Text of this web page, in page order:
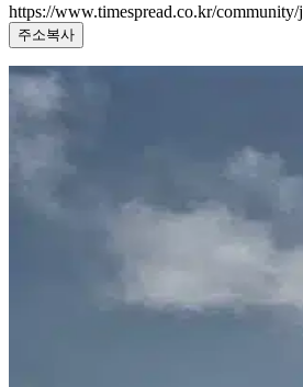
https://www.timespread.co.kr/
주소복사